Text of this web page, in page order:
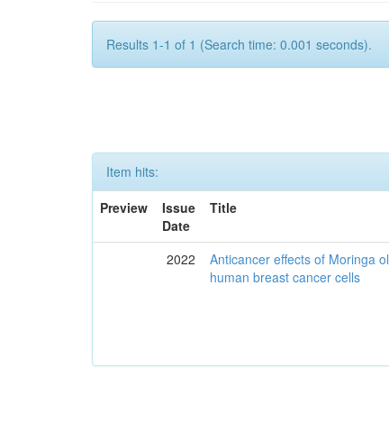
Results 1-1 of 1 (Search time: 0.001 seconds).
Item hits:
Preview
Issue
Date
Title
2022
Anticancer effects of Moringa
human breast cancer cells